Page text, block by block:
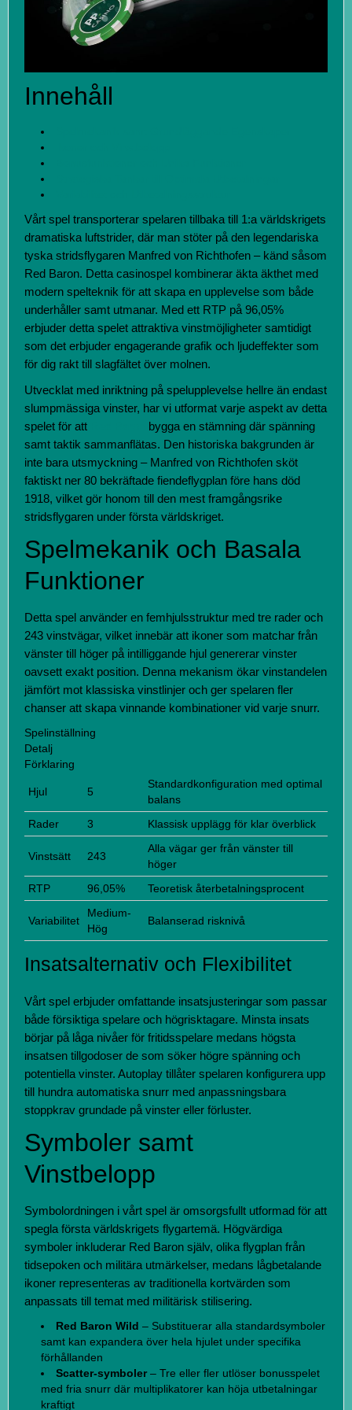
Innehåll
Vårt spel transporterar spelaren tillbaka till 1:a världskrigets
dramatiska luftstrider, där man stöter på den legendariska
tyska stridsflygaren Manfred von Richthofen – känd såsom
Red Baron. Detta casinospel kombinerar äkta äkthet med
modern spelteknik för att skapa en upplevelse som både
underhåller samt utmanar. Med ett RTP på 96,05%
erbjuder detta spelet attraktiva vinstmöjligheter samtidigt
som det erbjuder engagerande grafik och ljudeffekter som
för dig rakt till slagfältet över molnen.
Utvecklat med inriktning på spelupplevelse hellre än endast
slumpmässiga vinster, har vi utformat varje aspekt av detta
spelet för att
bygga en stämning där spänning
samt taktik sammanflätas. Den historiska bakgrunden är
inte bara utsmyckning – Manfred von Richthofen sköt
faktiskt ner 80 bekräftade fiendeflygplan före hans död
1918, vilket gör honom till den mest framgångsrike
stridsflygaren under första världskriget.
Spelmekanik och Basala
Funktioner
Detta spel använder en femhjulsstruktur med tre rader och
243 vinstvägar, vilket innebär att ikoner som matchar från
vänster till höger på intilliggande hjul genererar vinster
oavsett exakt position. Denna mekanism ökar vinstandelen
jämfört mot klassiska vinstlinjer och ger spelaren fler
chanser att skapa vinnande kombinationer vid varje snurr.
Spelinställning
Detalj
Förklaring
Hjul 5
Standardkonfiguration med optimal
balans
Rader
3 Klassisk upplägg för klar överblick
Vinstsätt 243
Alla vägar ger från vänster till
höger
RTP
96,05% Teoretisk återbetalningsprocent
Variabilitet
Medium-
Hög
Balanserad risknivå
Insatsalternativ och Flexibilitet
Vårt spel erbjuder omfattande insatsjusteringar som passar
både försiktiga spelare och högrisktagare. Minsta insats
börjar på låga nivåer för fritidsspelare medans högsta
insatsen tillgodoser de som söker högre spänning och
potentiella vinster. Autoplay tillåter spelaren konfigurera upp
till hundra automatiska snurr med anpassningsbara
stoppkrav grundade på vinster eller förluster.
Symboler samt
Vinstbelopp
Symbolordningen i vårt spel är omsorgsfullt utformad för att
spegla första världskrigets flygartemä. Högvärdiga
symboler inkluderar Red Baron själv, olika flygplan från
tidsepoken och militära utmärkelser, medans lågbetalande
ikoner representeras av traditionella kortvärden som
anpassats till temat med militärisk stilisering.
Red Baron Wild – Substituerar alla standardsymboler
samt kan expandera över hela hjulet under specifika
förhållanden
Scatter-symboler– Tre eller fler utlöser bonusspelet
med fria snurr där multiplikatorer kan höja utbetalningar
kraftigt